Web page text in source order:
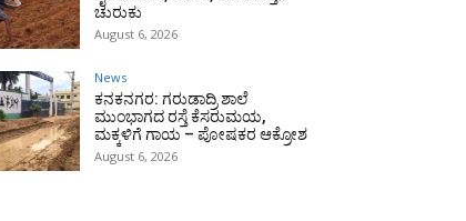
ಚುರುಕು
August 6, 2026
News
ಕನಕನಗರ: ಗರುಡಾದ್ರಿ ಶಾಲೆ
ಮುಂಭಾಗದ ರಸ್ತೆ ಕೆಸರುಮಯ,
ಮಕ್ಕಳಿಗೆ ಗಾಯ – ಪೋಷಕರ ಆಕ್ರೋಶ
August 6, 2026